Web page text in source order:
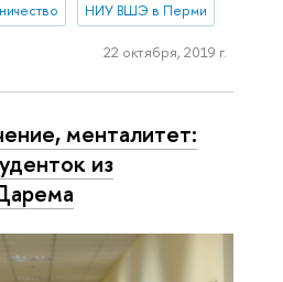
НИУ ВШЭ в Перми
22 октября, 2019 г.
менталитет:
из